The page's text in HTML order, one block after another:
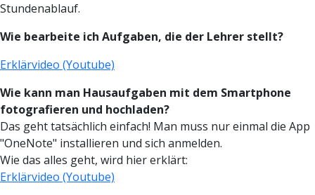
Stundenablauf.
Wie bearbeite ich Aufgaben, die der Lehrer stellt?
Erklärvideo (Youtube)
Wie kann man Hausaufgaben mit dem Smartphone
fotografieren und hochladen?
Das geht tatsächlich einfach! Man muss nur einmal die App
"OneNote" installieren und sich anmelden.
Wie das alles geht, wird hier erklärt:
Erklärvideo (Youtube)